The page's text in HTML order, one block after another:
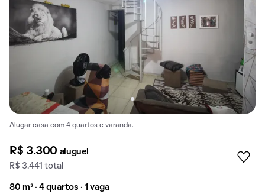
Alugar casa com 4 quartos e varanda.
R$ 3.300 aluguel
R$ 3.441 total
80 m² · 4 quartos · 1 vaga